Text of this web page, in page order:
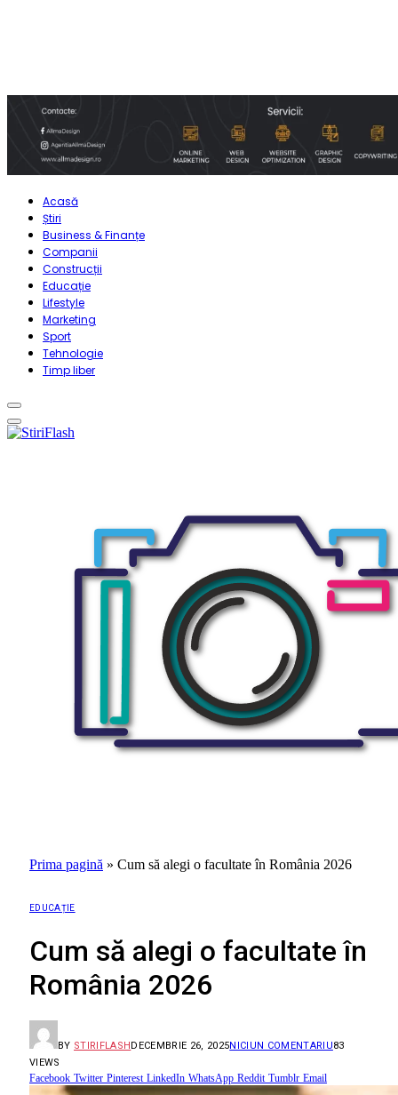
Acasă
Știri
Business & Finanțe
Companii
Construcții
Educație
Lifestyle
Marketing
Sport
Tehnologie
Timp liber
Prima pagină » Cum să alegi o facultate în România 2026
EDUCAȚIE
Cum să alegi o facultate în
România 2026
BY STIRIFLASHDECEMBRIE 26, 2025NICIUN COMENTARIU83
VIEWS
Facebook Twitter Pinterest LinkedIn WhatsApp Reddit Tumblr Email